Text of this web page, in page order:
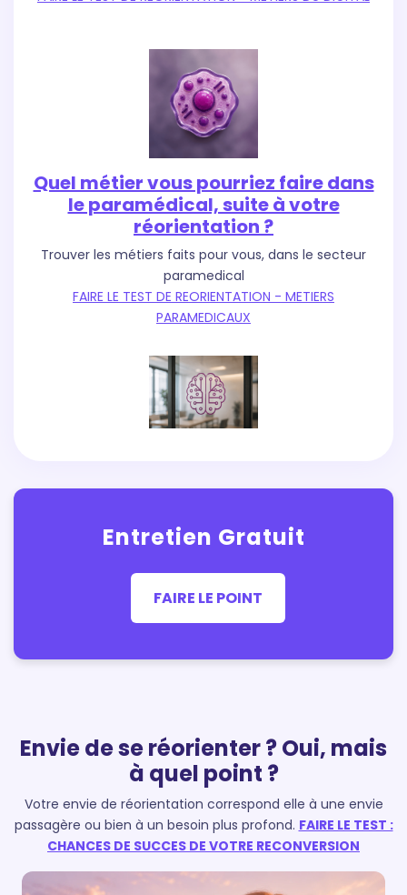
Quel métier vous pourriez faire dans
le paramédical, suite à votre
réorientation ?
Trouver les métiers faits pour vous, dans le secteur
paramedical
FAIRE LE TEST DE REORIENTATION - METIERS
PARAMEDICAUX
Entretien Gratuit
FAIRE LE POINT
Envie de se réorienter ? Oui, mais
à quel point ?
Votre envie de réorientation correspond elle à une envie
passagère ou bien à un besoin plus profond. FAIRE LE TEST :
CHANCES DE SUCCES DE VOTRE RECONVERSION